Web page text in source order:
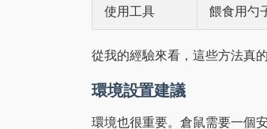
使用工具 餵食用勺
從我的經驗來看，這些方法真
環境設置建議
環境也很重要。倉鼠需要一個